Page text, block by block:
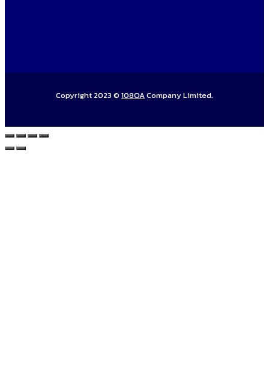
Copyright 2023 © 108OACompany Limited.